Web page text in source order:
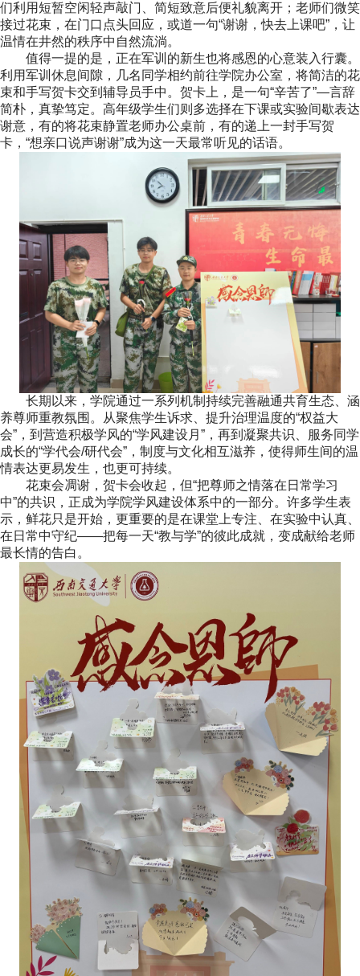
们利用短暂空闲轻声敲门、简短致意后便礼貌离开；老师们微笑
接过花束，在门口点头回应，或道一句“谢谢，快去上课吧”，让
温情在井然的秩序中自然流淌。
值得一提的是，正在军训的新生也将感恩的心意装入行囊。
利用军训休息间隙，几名同学相约前往学院办公室，将简洁的花
束和手写贺卡交到辅导员手中。贺卡上，是一句“辛苦了”—言辞
简朴，真挚笃定。高年级学生们则多选择在下课或实验间歇表达
谢意，有的将花束静置老师办公桌前，有的递上一封手写贺
卡，“想亲口说声谢谢”成为这一天最常听见的话语。
长期以来，学院通过一系列机制持续完善融通共育生态、涵
养尊师重教氛围。从聚焦学生诉求、提升治理温度的“权益大
会”，到营造积极学风的“学风建设月”，再到凝聚共识、服务同学
成长的“学代会/研代会” ，制度与文化相互滋养，使得师生间的温
情表达更易发生，也更可持续。
花束会凋谢，贺卡会收起，但“把尊师之情落在日常学习
中”的共识，正成为学院学风建设体系中的一部分。许多学生表
示，鲜花只是开始，更重要的是在课堂上专注、在实验中认真、
在日常中守纪——把每一天“教与学”的彼此成就，变成献给老师
最长情的告白。